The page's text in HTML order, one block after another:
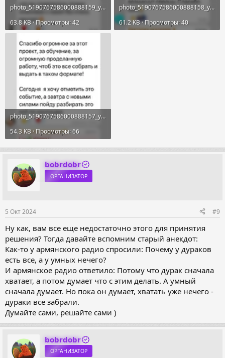
photo_5190767586000888159_y.webp
63.8 KB · Просмотры: 42
photo_5190767586000888158_y.webp
61.2 KB · Просмотры: 40
photo_5190767586000888157_y.webp
54.3 KB · Просмотры: 66
bobrdobr
ОРГАНИЗАТОР
5 Окт 2024 #9
Ну как, вам все еще недостаточно этого для принятия
решения? Тогда давайте вспомним старый анекдот:
Как-то у армянского радио спросили: Почему у дураков
есть все, а у умных нечего?
И армянское радио ответило: Потому что дурак сначала
хватает, а потом думает что с этим делать. А умный
сначала думает. Но пока он думает, хватать уже нечего -
дураки все забрали.
Думайте сами, решайте сами )
bobrdobr
ОРГАНИЗАТОР